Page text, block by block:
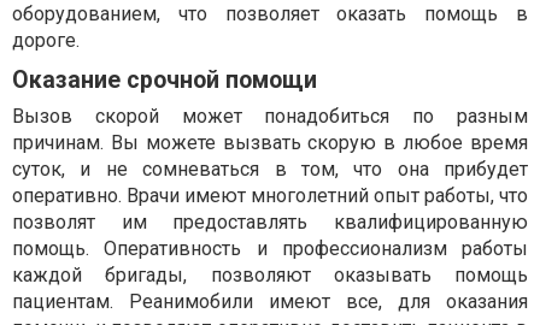
оборудованием, что позволяет оказать помощь в
дороге.
Оказание срочной помощи
Вызов скорой может понадобиться по разным
причинам. Вы можете вызвать скорую в любое время
суток, и не сомневаться в том, что она прибудет
оперативно. Врачи имеют многолетний опыт работы, что
позволят им предоставлять квалифицированную
помощь. Оперативность и профессионализм работы
каждой бригады, позволяют оказывать помощь
пациентам. Реанимобили имеют все, для оказания